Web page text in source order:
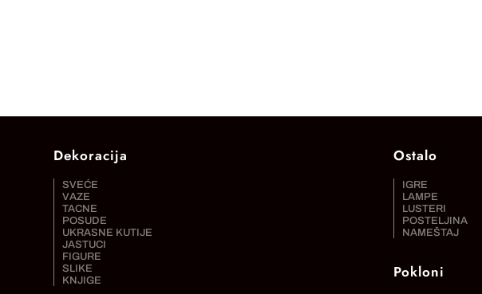
Dekoracija
SVEĆE
VAZE
TACNE
POSUDE
UKRASNE KUTIJE
JASTUCI
FIGURE
SLIKE
KNJIGE
Ostalo
IGRE
LAMPE
LUSTERI
POSTELJINA
NAMEŠTAJ
Pokloni